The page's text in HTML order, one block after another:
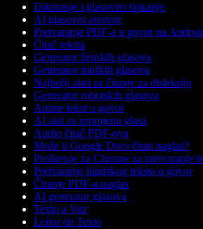
Diktiranje i glasovno tipkanje
AI glasovni asistent
Pretvaranje PDF-a u govor na
Čitač teksta
Generator ženskih glasova
Generator muških glasova
Najbolji alati za čitanje za disleksiju
Generator robotskih glasova
Anime tekst u govor
AI alat za promjenu glasa
Audio čitač PDF-ova
Može li Google Docs čitati naglas?
Proširenje za Chrome za pretvaranje
Pretvaranje hindskog teksta u govor
Čitanje PDF-a naglas
AI generator glasova
Texto a Voz
Leitor de Texto